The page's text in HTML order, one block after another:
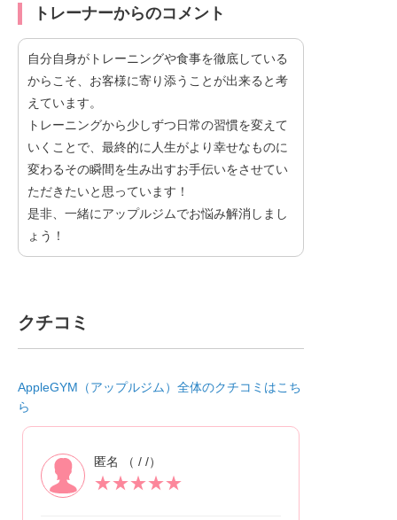
トレーナーからのコメント
自分自身がトレーニングや食事を徹底している
からこそ、お客様に寄り添うことが出来ると考
えています。
トレーニングから少しずつ日常の習慣を変えて
いくことで、最終的に人生がより幸せなものに
変わるその瞬間を生み出すお手伝いをさせてい
ただきたいと思っています！
是非、一緒にアップルジムでお悩み解消しまし
ょう！
クチコミ
AppleGYM（アップルジム）全体のクチコミはこち
ら
匿名 （ / /）
★★★★★